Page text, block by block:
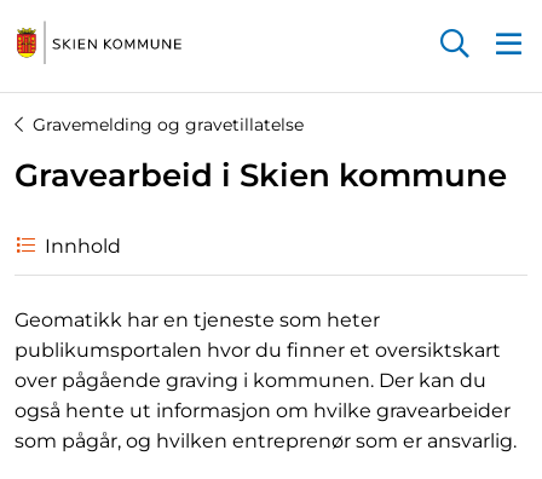
Gravemelding og gravetillatelse
Gravearbeid i Skien kommune
Innhold
Geomatikk har en tjeneste som heter
publikumsportalen hvor du finner et oversiktskart
over pågående graving i kommunen. Der kan du
også hente ut informasjon om hvilke gravearbeider
som pågår, og hvilken entreprenør som er ansvarlig.